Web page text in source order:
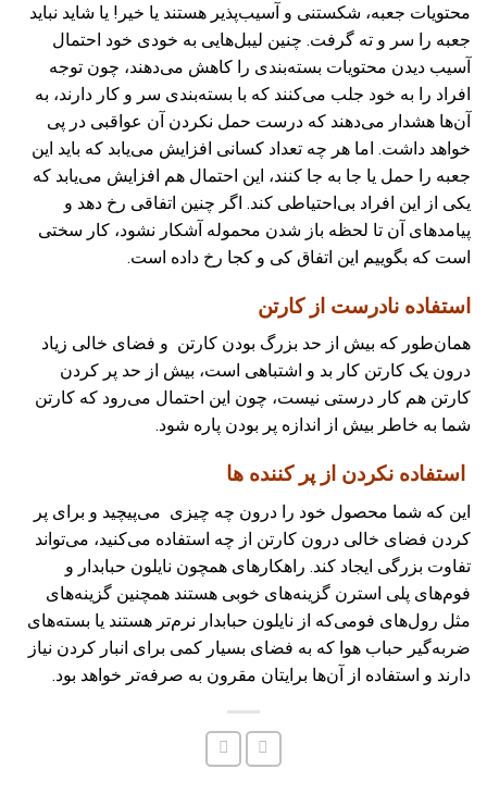
محتویات جعبه، شکستنی و آسیب‌پذیر هستند یا خیر! یا شاید نباید
جعبه را سر و ته گرفت. چنین لیبل‌هایی به خودی خود احتمال
آسیب ‌دیدن محتویات بسته‌بندی را کاهش می‌دهند، چون توجه
افراد را به خود جلب می‌کنند که با بسته‌بندی سر و کار دارند، به
آن‌ها هشدار می‌دهند که درست حمل نکردن آن عواقبی در پی
خواهد داشت. اما هر چه تعداد کسانی افزایش می‌یابد که باید این
جعبه را حمل یا جا به جا کنند، این احتمال هم افزایش می‌یابد که
یکی از این افراد بی‌احتیاطی کند. اگر چنین اتفاقی رخ دهد و
پیامدهای آن تا لحظه باز شدن محموله آشکار نشود، کار سختی
است که بگوییم این اتفاق کی و کجا رخ داده است.
استفاده نادرست از کارتن
همان‌طور که بیش از حد بزرگ بودن کارتن و فضای خالی زیاد
درون یک کارتن کار بد و اشتباهی است، بیش از حد پر کردن
کارتن هم کار درستی نیست، چون این احتمال می‌رود که کارتن
شما به خاطر بیش از‌ اندازه پر بودن پاره شود.
استفاده نکردن از پر کننده ها
این که شما محصول خود را درون چه چیزی می‌پیچید و برای پر
کردن فضای خالی درون کارتن از چه استفاده می‌کنید، می‌تواند
تفاوت بزرگی ایجاد کند. راهکارهای همچون نایلون حبابدار و
فوم‌های پلی استرن گزینه‌های خوبی هستند همچنین گزینه‌های
مثل رول‌های فومی‌که از نایلون حبابدار نرم‌تر هستند یا بسته‌های
ضربه‌گیر حباب هوا که به فضای بسیار کمی برای انبار کردن نیاز
دارند و استفاده از آن‌ها برایتان مقرون به صرفه‌تر خواهد بود.